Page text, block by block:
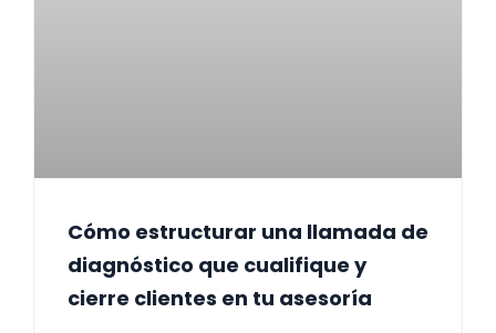
Cómo estructurar una llamada de
diagnóstico que cualifique y
cierre clientes en tu asesoría